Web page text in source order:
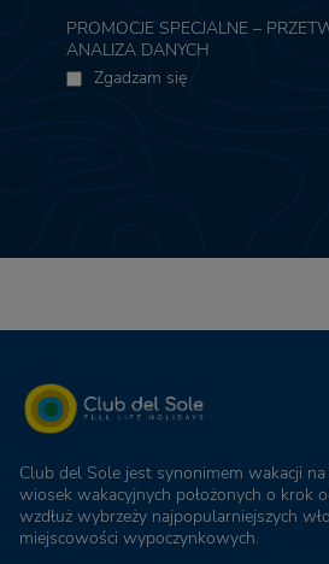
PROMOCJE SPECJALNE –
ANALIZA DANYCH
Zgadzam się
Club del Sole jest synonimem wakacji
wiosek wakacyjnych położonych o krok
wzdłuż wybrzeży najpopularniejszych
miejscowości wypoczynkowych.